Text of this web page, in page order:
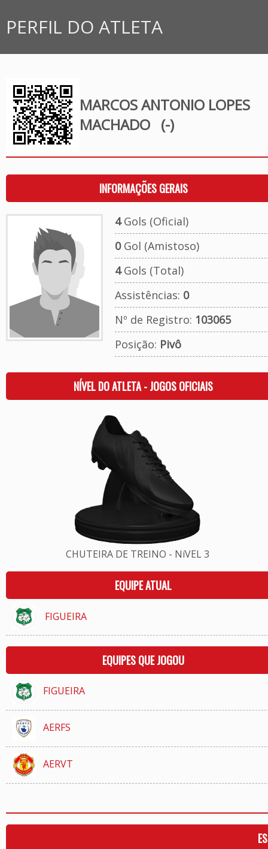
PERFIL DO ATLETA
MARCOS ANTONIO LOPES
MACHADO (-)
INFORMAÇÕES GERAIS
4Gols (Oficial)
0Gol (Amistoso)
4Gols (Total)
Assistências: 0
Nº de Registro: 103065
Posição: Pivô
NÍVEL DO ATLETA - JOGOS OFICIAIS
CHUTEIRA DE TREINO - NíVEL 3
EQUIPE ATUAL
FIGUEIRA
EQUIPES QUE JOGOU
FIGUEIRA
AERFS
AERVT